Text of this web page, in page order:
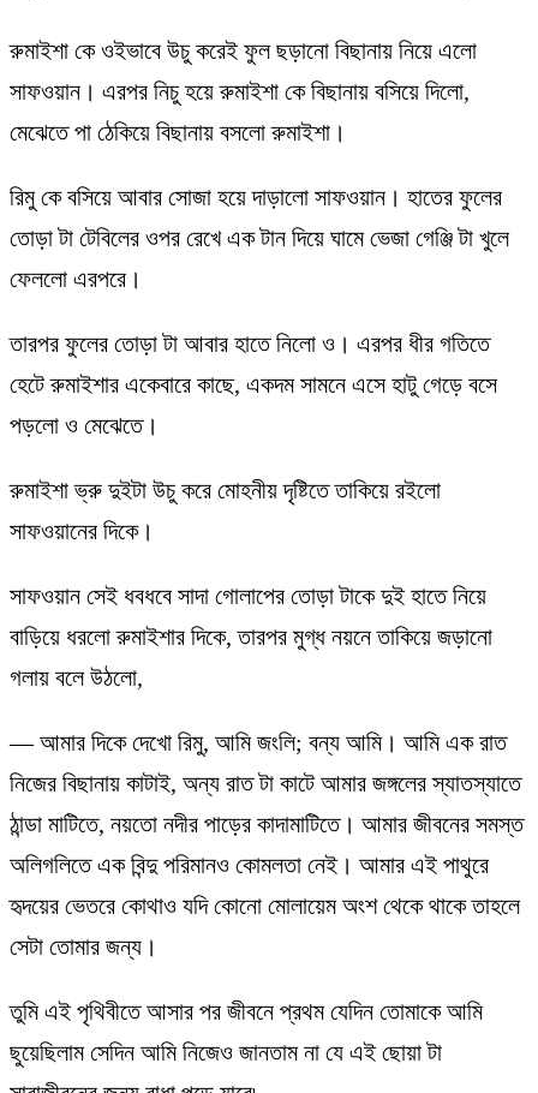
রুমাইশা কে ওইভাবে উচু করেই ফুল ছড়ানো বিছানায় নিয়ে এলো
সাফওয়ান। এরপর নিচু হয়ে রুমাইশা কে বিছানায় বসিয়ে দিলো,
মেঝেতে পা ঠেকিয়ে বিছানায় বসলো রুমাইশা।
রিমু কে বসিয়ে আবার সোজা হয়ে দাড়ালো সাফওয়ান। হাতের ফুলের
তোড়া টা টেবিলের ওপর রেখে এক টান দিয়ে ঘামে ভেজা গেঞ্জি টা খুলে
ফেললো এরপরে।
তারপর ফুলের তোড়া টা আবার হাতে নিলো ও। এরপর ধীর গতিতে
হেটে রুমাইশার একেবারে কাছে, একদম সামনে এসে হাটু গেড়ে বসে
পড়লো ও মেঝেতে।
রুমাইশা ভ্রু দুইটা উচু করে মোহনীয় দৃষ্টিতে তাকিয়ে রইলো
সাফওয়ানের দিকে।
সাফওয়ান সেই ধবধবে সাদা গোলাপের তোড়া টাকে দুই হাতে নিয়ে
বাড়িয়ে ধরলো রুমাইশার দিকে, তারপর মুগ্ধ নয়নে তাকিয়ে জড়ানো
গলায় বলে উঠলো,
— আমার দিকে দেখো রিমু, আমি জংলি; বন্য আমি। আমি এক রাত
নিজের বিছানায় কাটাই, অন্য রাত টা কাটে আমার জঙ্গলের স্যাতস্যাতে
ঠান্ডা মাটিতে, নয়তো নদীর পাড়ের কাদামাটিতে। আমার জীবনের সমস্ত
অলিগলিতে এক বিন্দু পরিমানও কোমলতা নেই। আমার এই পাথুরে
হৃদয়ের ভেতরে কোথাও যদি কোনো মোলায়েম অংশ থেকে থাকে তাহলে
সেটা তোমার জন্য।
তুমি এই পৃথিবীতে আসার পর জীবনে প্রথম যেদিন তোমাকে আমি
ছুয়েছিলাম সেদিন আমি নিজেও জানতাম না যে এই ছোয়া টা